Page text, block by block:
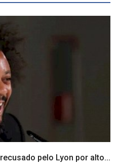
pelo Lyon por alto...